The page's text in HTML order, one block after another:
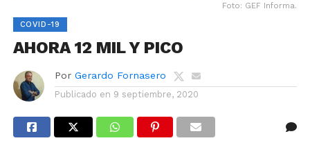
Foto: GEF Informa.
COVID-19
AHORA 12 MIL Y PICO
Por Gerardo Fornasero
Publicado en 9 septiembre, 2020